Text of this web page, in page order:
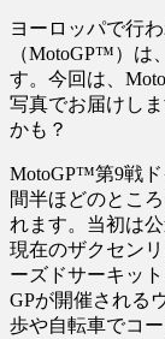
ヨーロッパで行
（MotoGP™）は
す。今回は、
写真でお届けし
かも？
MotoGP™第9戦
間半ほどのとこ
れます。当初は
現在のザクセン
ーズドサーキッ
GPが開催される
歩や自転車でコ